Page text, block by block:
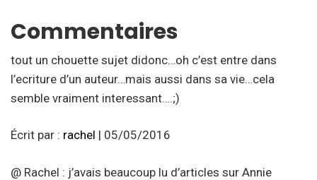
Commentaires
tout un chouette sujet didonc…oh c’est entre dans
l’ecriture d’un auteur…mais aussi dans sa vie…cela
semble vraiment interessant….;)
Écrit par : rachel | 05/05/2016
@ Rachel : j’avais beaucoup lu d’articles sur Annie